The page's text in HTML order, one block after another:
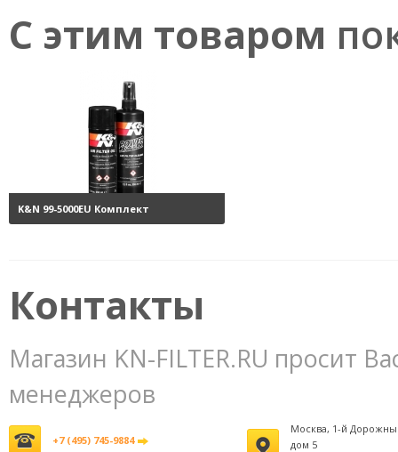
С этим товаром
K&N 99-5000EU Комплект
Контакты
Магазин KN-FILTER.RU просит
менеджеров
+7 (495) 745-9884
Москва, 1-й
дом 5